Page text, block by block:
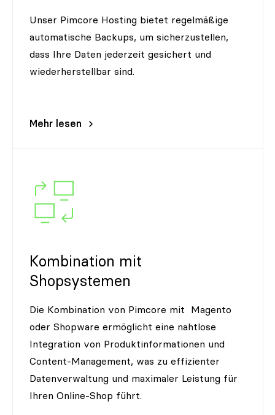
Unser Pimcore Hosting bietet regelmäßige
automatische Backups, um sicherzustellen,
dass Ihre Daten jederzeit gesichert und
wiederherstellbar sind.
Mehr lesen
Kombination mit
Shopsystemen
Die Kombination von Pimcore mit Magento
oder Shopware ermöglicht eine nahtlose
Integration von Produktinformationen und
Content-Management, was zu effizienter
Datenverwaltung und maximaler Leistung für
Ihren Online-Shop führt.